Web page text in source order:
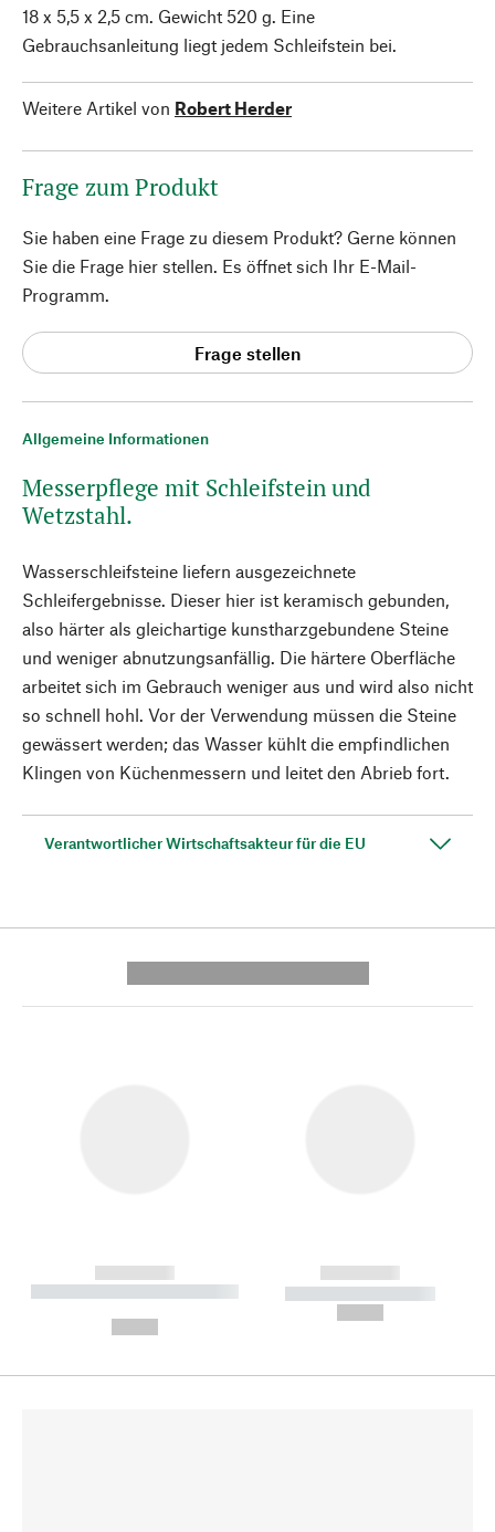
Allgemeine Informationen
Messerpflege mit Schleifstein und
Wetzstahl.
Wasserschleifsteine liefern ausgezeichnete
Schleifergebnisse. Dieser hier ist keramisch gebunden,
also härter als gleichartige kunstharzgebundene Steine
und weniger abnutzungsanfällig. Die härtere Oberfläche
arbeitet sich im Gebrauch weniger aus und wird also nicht
so schnell hohl. Vor der Verwendung müssen die Steine
gewässert werden; das Wasser kühlt die empfindlichen
Klingen von Küchenmessern und leitet den Abrieb fort.
Verantwortlicher Wirtschaftsakteur für die EU
18 x 5,5 x 2,5 cm. Gewicht 520 g. Eine
Gebrauchsanleitung liegt jedem Schleifstein bei.
Weitere Artikel von Robert Herder
Frage zum Produkt
Sie haben eine Frage zu diesem Produkt? Gerne können
Sie die Frage hier stellen. Es öffnet sich Ihr E-Mail-
Programm.
Frage stellen
------------
----------- ----------- --------
------------
----------- -----------